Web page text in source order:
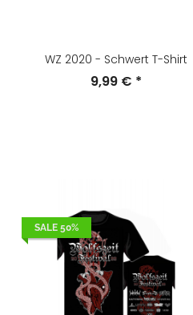
WZ 2020 - Schwert T-Shirt
9,99 € *
SALE 50%